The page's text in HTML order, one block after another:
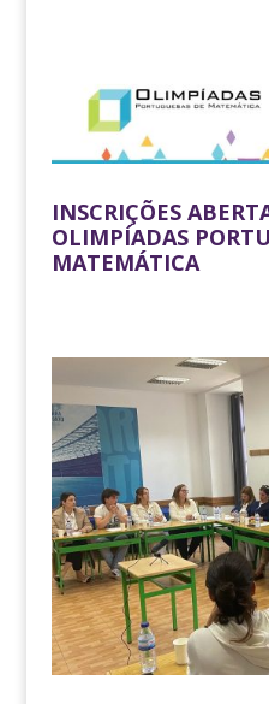
INSCRIÇÕES
OLIMPÍADAS
MATEMÁTICA